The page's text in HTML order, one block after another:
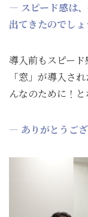
― スピード感は
出てきたのでしょ
導入前もスピード
「窓」が導入さ
んなのために！と
― ありがとうござ